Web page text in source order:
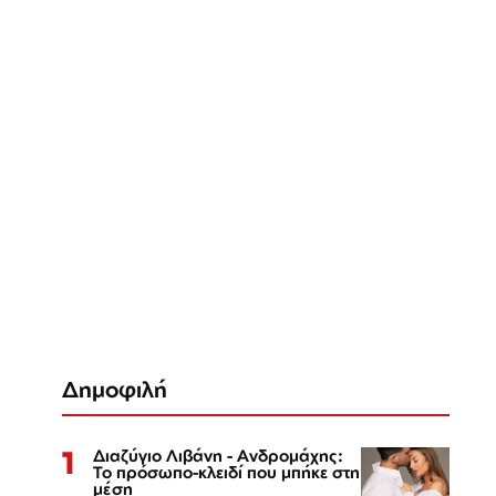
Δημοφιλή
1 Διαζύγιο Λιβάνη - Ανδρομάχης:
Το πρόσωπο-κλειδί που μπήκε στη
μέση